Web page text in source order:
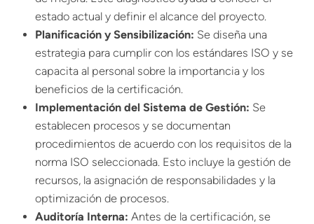
estado actual y definir el alcance del proyecto.
Planificación y Sensibilización: Se diseña una
estrategia para cumplir con los estándares ISO y se
capacita al personal sobre la importancia y los
beneficios de la certificación.
Implementación del Sistema de Gestión: Se
establecen procesos y se documentan
procedimientos de acuerdo con los requisitos de la
norma ISO seleccionada. Esto incluye la gestión de
recursos, la asignación de responsabilidades y la
optimización de procesos.
Auditoría Interna: Antes de la certificación, se